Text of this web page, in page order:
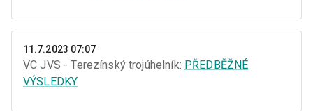
11.7.2023 07:07
VC JVS - Terezínský trojúhelník: PŘEDBĚŽNÉ
VÝSLEDKY